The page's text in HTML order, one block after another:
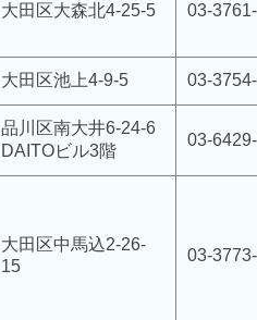
大田区大森北4-25-5 03-
大田区池上4-9-5 03-
品川区南大井6-24-6
DAITOビル3階
03-
大田区中馬込2-26-
15
03-